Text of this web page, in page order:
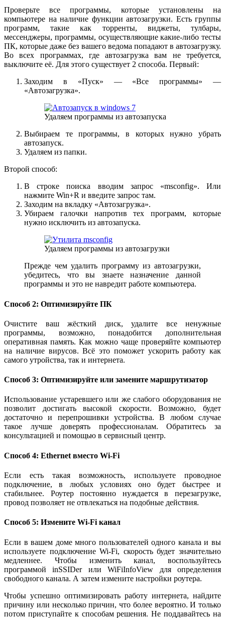
Проверьте все программы, которые установлены на
компьютере на наличие функции автозагрузки. Есть группы
программ, такие как торренты, виджеты, тулбары,
мессенджеры, программы, осуществляющие какие-либо тесты
ПК, которые даже без вашего ведома попадают в автозагрузку.
Во всех программах, где автозагрузка вам не требуется,
выключите её. Для этого существует 2 способа. Первый:
Заходим в «Пуск» — «Все программы» —
«Автозагрузка».
Удаляем программы из автозапуска
Выбираем те программы, в которых нужно убрать
автозапуск.
Удаляем из папки.
Второй способ:
В строке поиска вводим запрос «msconfig». Или
нажмите Win+R и введите запрос там.
Заходим на вкладку «Автозагрузка».
Убираем галочки напротив тех программ, которые
нужно исключить из автозапуска.
Удаляем программы из автозагрузки
Прежде чем удалить программу из автозагрузки,
убедитесь, что вы знаете назначение данной
программы и это не навредит работе компьютера.
Способ 2: Оптимизируйте ПК
Очистите ваш жёсткий диск, удалите все ненужные
программы, возможно, понадобится дополнительная
оперативная память. Как можно чаще проверяйте компьютер
на наличие вирусов. Всё это поможет ускорить работу как
самого утройства, так и интернета.
Способ 3: Оптимизируйте или замените маршрутизатор
Использование устаревшего или же слабого оборудования не
позволит достигать высокой скорости. Возможно, будет
достаточно и перепрошивки устройства. В любом случае
такое лучше доверять профессионалам. Обратитесь за
консультацией и помощью в сервисный центр.
Способ 4: Ethernet вместо Wi-Fi
Если есть такая возможность, используете проводное
подключение, в любых условиях оно будет быстрее и
стабильнее. Роутер постоянно нуждается в перезагрузке,
провод позволяет не отвлекаться на подобные действия.
Способ 5: Измените Wi-Fi канал
Если в вашем доме много пользователей одного канала и вы
используете подключение Wi-Fi, скорость будет значительно
медленнее. Чтобы изменить канал, воспользуйтесь
программой inSSIDer или WiFiInfoView для определения
свободного канала. А затем измените настройки роутера.
Чтобы успешно оптимизировать работу интернета, найдите
причину или несколько причин, что более вероятно. И только
потом приступайте к способам решения. Не поддавайтесь на